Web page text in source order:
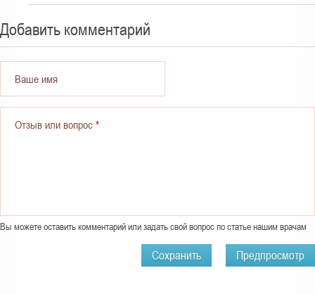
Добавить комментарий
Ваше имя
Отзыв или вопрос *
Вы можете оставить комментарий или задать свой вопрос по статье нашим врачам